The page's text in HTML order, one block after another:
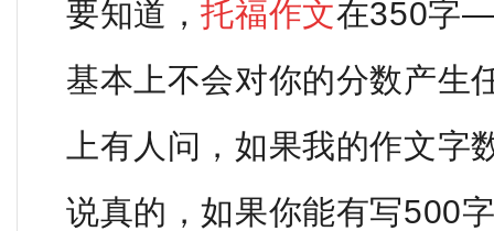
要知道，托福作文在350字
基本上不会对你的分数产生
上有人问，如果我的作文字
说真的，如果你能有写500